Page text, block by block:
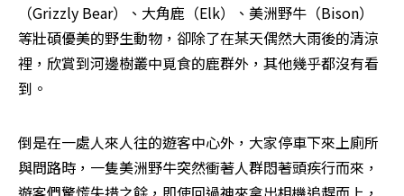
（Grizzly Bear）、大角鹿（Elk）、美洲野牛（Bison）
等壯碩優美的野生動物，卻除了在某天偶然大雨後的清涼
裡，欣賞到河邊樹叢中覓食的鹿群外，其他幾乎都沒有看
到。
倒是在一處人來人往的遊客中心外，大家停車下來上廁所
與問路時，一隻美洲野牛突然衝著人群悶著頭疾行而來，